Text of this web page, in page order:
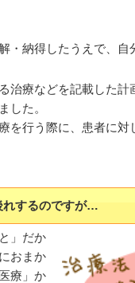
・納得したうえで、自
治療などを記載した
した。
を行う際に、患者に
れするのですが…
」だか
おまか
療」か